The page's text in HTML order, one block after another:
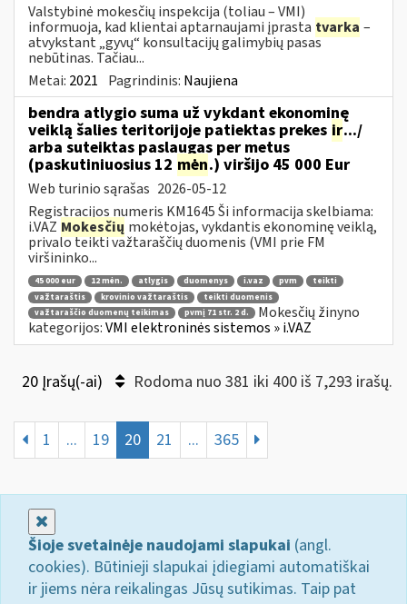
Valstybinė mokesčių inspekcija (toliau – VMI)
informuoja, kad klientai aptarnaujami įprasta tvarka –
atvykstant „gyvų“ konsultacijų galimybių pasas
nebūtinas. Tačiau...
Metai: 2021 Pagrindinis: Naujiena
bendra atlygio suma už vykdant ekonominę
veiklą šalies teritorijoje patiektas prekes ir.../
arba suteiktas paslaugas per metus
(paskutiniuosius 12 mėn.) viršijo 45 000 Eur
Web turinio sąrašas 2026-05-12
Registracijos numeris KM1645 Ši informacija skelbiama:
i.VAZ Mokesčių mokėtojas, vykdantis ekonominę veiklą,
privalo teikti važtaraščių duomenis (VMI prie FM
viršininko...
45 000 eur 12 mėn. atlygis duomenys i.vaz pvm
teikti
važtaraštis
krovinio važtaraštis
teikti duomenis
važtaraščio duomenų teikimas
pvmį 71 str. 2 d.
Mokesčių žinyno
kategorijos:VMI elektroninės sistemos » i.VAZ
20 Įrašų(-ai) Rodoma nuo 381 iki 400 iš 7,293 irašų.
1 ... 19 20 21 ... 365
Šioje svetainėje naudojami slapukai (angl.
cookies). Būtinieji slapukai įdiegiami automatiškai
ir jiems nėra reikalingas Jūsų sutikimas. Taip pat